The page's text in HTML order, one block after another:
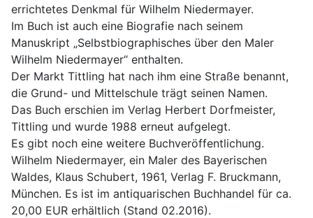
errichtetes Denkmal für Wilhelm Niedermayer.
Im Buch ist auch eine Biografie nach seinem
Manuskript „Selbstbiographisches über den Maler
Wilhelm Niedermayer“ enthalten.
Der Markt Tittling hat nach ihm eine Straße benannt,
die Grund- und Mittelschule trägt seinen Namen.
Das Buch erschien im Verlag Herbert Dorfmeister,
Tittling und wurde 1988 erneut aufgelegt.
Es gibt noch eine weitere Buchveröffentlichung.
Wilhelm Niedermayer, ein Maler des Bayerischen
Waldes, Klaus Schubert, 1961, Verlag F. Bruckmann,
München. Es ist im antiquarischen Buchhandel für ca.
20,00 EUR erhältlich (Stand 02.2016).